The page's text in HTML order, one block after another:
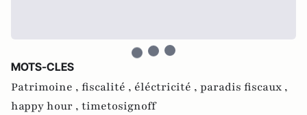
MOTS-CLES
Patrimoine , fiscalité , éléctricité , paradis fiscaux ,
happy hour , timetosignoff